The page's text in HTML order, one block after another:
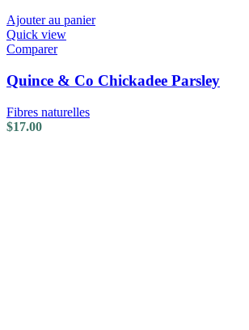
Ajouter au panier
Quick view
Comparer
Quince & Co Chickadee Parsley
Fibres naturelles
$17.00